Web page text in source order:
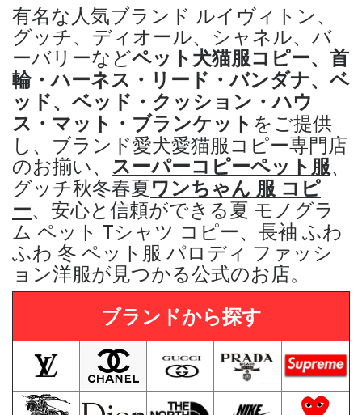
有名な人気ブランド ルイヴィトン、
グッチ、ディオール、シャネル、バ
ーバリーなどペット犬猫服コピー、 首
輪・ハーネス・リード・バンダナ、ベ
ッド、ベッド・クッション・ハウ
ス・マット・ブランケット をご提供
し 、ブランド愛犬愛猫服コピー専門店
のお揃い、 スーパーコピーペット服、
グッチ秋冬春夏ワンちゃん 服 コピ
ー、 安心と信頼ができる夏 モノグラ
ム ペット Tシャツ コピー、長袖 ふわ
ふわ 冬 ペット服 パロディ ファッシ
ョン洋服が見つかる公式のお店。
ブランドから探す